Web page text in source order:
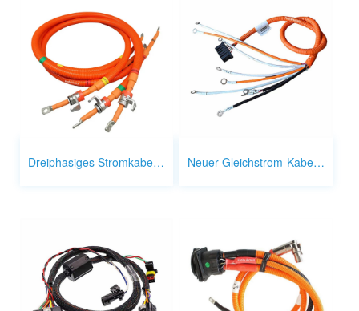
Dreiphasiges Stromkabel für Elektrofahrzeuge mit neuer Energie Neuer Gleichstrom-Kabelbaum für Energie